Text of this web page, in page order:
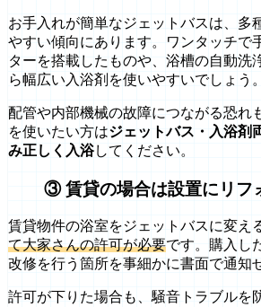
お手入れが簡単なジェットバスは、多
やすい傾向にあります。ワンタッチで
ターを搭載したものや、浴槽の自動洗
ら幅広い入浴剤を使いやすいでしょう。
配管や内部機械の故障につながる恐れ
を使いたい方はジェットバス・入浴剤
み正しく入浴してください。
③ 賃貸の場合は設置にリフ
賃貸物件の浴室をジェットバスに変え
て大家さんの許可が必要です。購入し
改修を行う箇所を事細かに書面で通知
許可が下りた場合も、騒音トラブルを